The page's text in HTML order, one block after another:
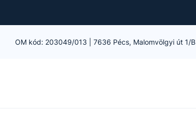
OM kód: 203049/013 7636 Pécs, Malomvölgyi út 1/B